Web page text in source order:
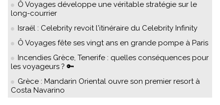
Ô Voyages développe une véritable stratégie sur le
long-courrier
Israël : Celebrity revoit l'itinéraire du Celebrity Infinity
Ô Voyages fête ses vingt ans en grande pompe à Paris
Incendies Grèce, Tenerife : quelles conséquences pour
les voyageurs ? 🔑
Grèce : Mandarin Oriental ouvre son premier resort à
Costa Navarino